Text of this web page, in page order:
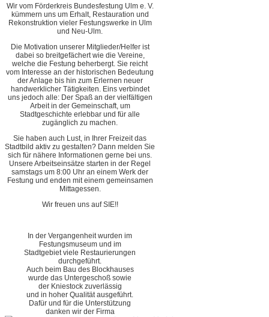
Wir vom Förderkreis Bundesfestung Ulm e. V.
kümmern uns um Erhalt, Restauration und
Rekonstruktion vieler Festungswerke in Ulm
und Neu-Ulm.
Die Motivation unserer Mitglieder/Helfer ist
dabei so breitgefächert wie die Vereine,
welche die Festung beherbergt. Sie reicht
vom Interesse an der historischen Bedeutung
der Anlage bis hin zum Erlernen neuer
handwerklicher Tätigkeiten. Eins verbindet
uns jedoch alle: Der Spaß an der vielfältigen
Arbeit in der Gemeinschaft, um
Stadtgeschichte erlebbar und für alle
zugänglich zu machen.
Sie haben auch Lust, in Ihrer Freizeit das
Stadtbild aktiv zu gestalten? Dann melden Sie
sich für nähere Informationen gerne bei uns.
Unsere Arbeitseinsätze starten in der Regel
samstags um 8:00 Uhr an einem Werk der
Festung und enden mit einem gemeinsamen
Mittagessen.
Wir freuen uns auf SIE!!
In der Vergangenheit wurden im
Festungsmuseum und im
Stadtgebiet viele Restaurierungen
durchgeführt.
Auch beim Bau des Blockhauses
wurde das Untergeschoß sowie
der Kniestock zuverlässig
und in hoher Qualität ausgeführt.
Dafür und für die Unterstützung
danken wir der Firma